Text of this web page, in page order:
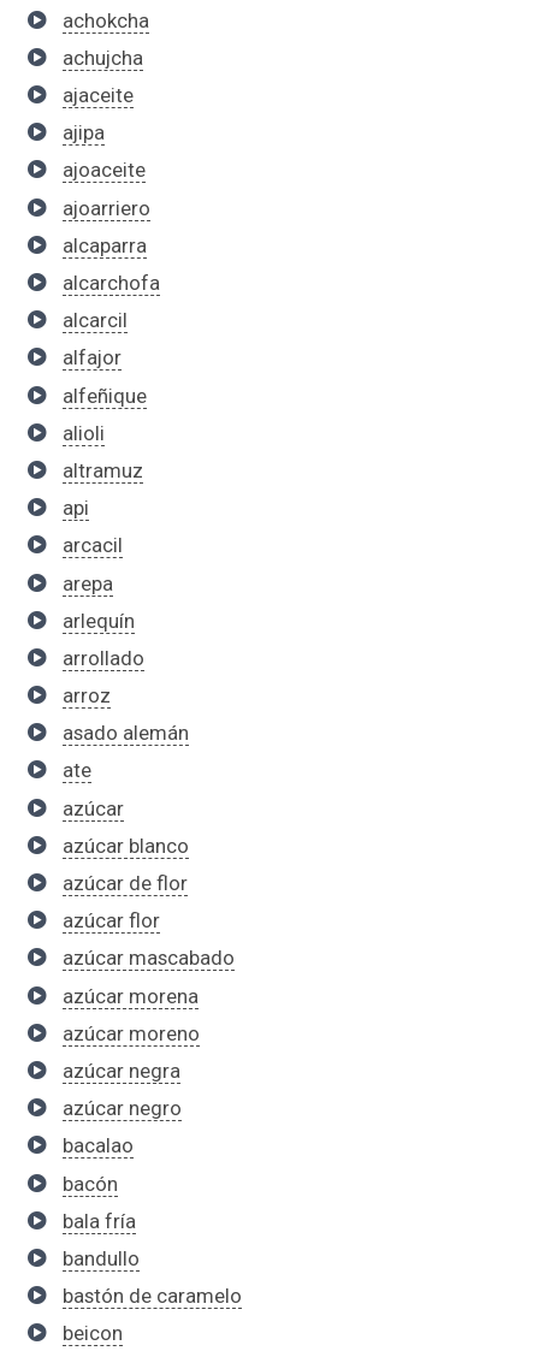
achokcha
achujcha
ajaceite
ajipa
ajoaceite
ajoarriero
alcaparra
alcarchofa
alcarcil
alfajor
alfeñique
alioli
altramuz
api
arcacil
arepa
arlequín
arrollado
arroz
asado alemán
ate
azúcar
azúcar blanco
azúcar de flor
azúcar flor
azúcar mascabado
azúcar morena
azúcar moreno
azúcar negra
azúcar negro
bacalao
bacón
bala fría
bandullo
bastón de caramelo
beicon